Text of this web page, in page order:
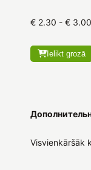
€ 2.30 - € 3.00
Ielikt grozā
Visvienkāršāk